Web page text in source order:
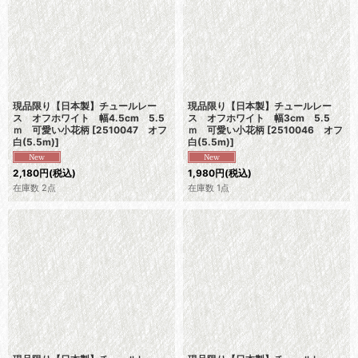
現品限り【日本製】チュールレー
ス オフホワイト 幅4.5cm 5.5
ｍ 可愛い小花柄 [2510047 オフ
白(5.5m)]
2,180円(税込)
在庫数 2点
現品限り【日本製】チュールレー
ス オフホワイト 幅3cm 5.5
ｍ 可愛い小花柄 [2510046 オフ
白(5.5m)]
1,980円(税込)
在庫数 1点